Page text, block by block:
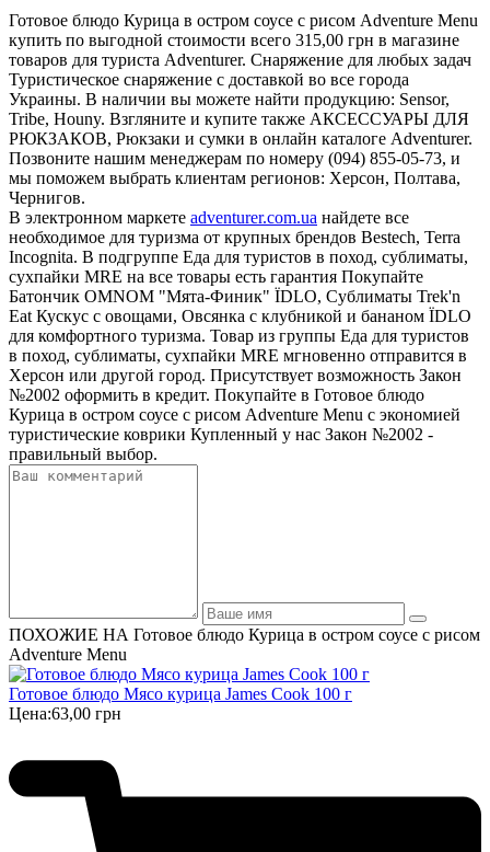
Готовое блюдо Курица в остром соусе с рисом Adventure Menu
купить по выгодной стоимости всего 315,00 грн в магазине
товаров для туриста Adventurer. Снаряжение для любых задач
Туристическое снаряжение с доставкой во все города
Украины. В наличии вы можете найти продукцию: Sensor,
Tribe, Houny. Взгляните и купите также АКСЕССУАРЫ ДЛЯ
РЮКЗАКОВ, Рюкзаки и сумки в онлайн каталоге Adventurer.
Позвоните нашим менеджерам по номеру (094) 855-05-73, и
мы поможем выбрать клиентам регионов: Херсон, Полтава,
Чернигов.
В электронном маркете adventurer.com.ua найдете все
необходимое для туризма от крупных брендов Bestech, Terra
Incognita. В подгруппе Еда для туристов в поход, сублиматы,
сухпайки MRE на все товары есть гарантия Покупайте
Батончик OMNOM "Мята-Финик" ЇDLO, Сублиматы Trek'n
Eat Кускус с овощами, Овсянка с клубникой и бананом ЇDLO
для комфортного туризма. Товар из группы Еда для туристов
в поход, сублиматы, сухпайки MRE мгновенно отправится в
Херсон или другой город. Присутствует возможность Закон
№2002 оформить в кредит. Покупайте в Готовое блюдо
Курица в остром соусе с рисом Adventure Menu с экономией
туристические коврики Купленный у нас Закон №2002 -
правильный выбор.
ПОХОЖИЕ НА Готовое блюдо Курица в остром соусе с рисом
Adventure Menu
Готовое блюдо Мясо курица James Cook 100 г
Цена:63,00 грн